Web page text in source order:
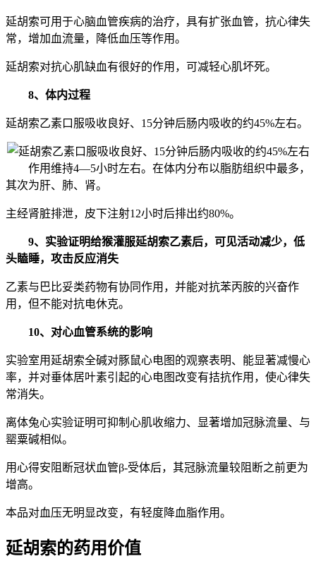
延胡索可用于心脑血管疾病的治疗，具有扩张血管，抗心律失
常，增加血流量，降低血压等作用。
延胡索对抗心肌缺血有很好的作用，可减轻心肌坏死。
8、体内过程
延胡索乙素口服吸收良好、15分钟后肠内吸收的约45%左右。
作用维持4—5小时左右。在体内分布以脂肪组织中最多，
其次为肝、肺、肾。
主经肾脏排泄，皮下注射12小时后排出约80%。
9、实验证明给猴灌服延胡索乙素后，可见活动减少，低
头瞌睡，攻击反应消失
乙素与巴比妥类药物有协同作用，并能对抗苯丙胺的兴奋作
用，但不能对抗电休克。
10、对心血管系统的影响
实验室用延胡索全碱对豚鼠心电图的观察表明、能显著减慢心
率，并对垂体居叶素引起的心电图改变有拮抗作用，使心律失
常消失。
离体兔心实验证明可抑制心肌收缩力、显著增加冠脉流量、与
罂粟碱相似。
用心得安阻断冠状血管β-受体后，其冠脉流量较阻断之前更为
增高。
本品对血压无明显改变，有轻度降血脂作用。
延胡索的药用价值